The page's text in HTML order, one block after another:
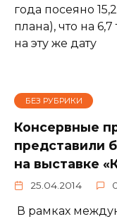
года посеяно
плана), что на
на эту же дату
БЕЗ РУБРИКИ
Консервные
представили
на выставке
25.04.2014
В рамках